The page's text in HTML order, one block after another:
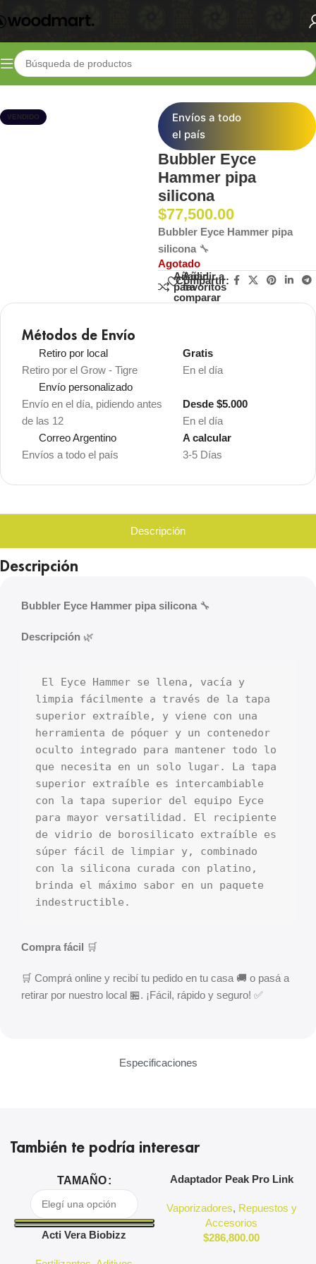
Inicio Shop Parafernalia Bongs y Pipas
VENDIDO
Envíos a todo
el país
Bubbler Eyce
Hammer pipa
silicona
$77,500.00
Bubbler Eyce Hammer pipa
silicona 🔧
Agotado
Añadir
para
comparar
Añadir a
favoritos
Compartir:
Métodos de Envío
Retiro por local
Retiro por el Grow - Tigre
En el día
Gratis
Envío personalizado
Envío en el día, pidiendo antes
de las 12
En el día
Desde $5.000
Correo Argentino
Envíos a todo el país
3-5 Días
A calcular
Descripción
Especificaciones
Descripción
Bubbler Eyce Hammer pipa silicona 🔧
Descripción 🌿
limpia fácilmente a través de la tapa
superior extraíble, y viene con una
herramienta de póquer y un contenedor
oculto integrado para mantener todo lo
que necesita en un solo lugar. La tapa
superior extraíble es intercambiable
con la tapa superior del equipo Eyce
para mayor versatilidad. El recipiente
de vidrio de borosilicato extraíble es
súper fácil de limpiar y, combinado
con la silicona curada con platino,
brinda el máximo sabor en un paquete
indestructible.
Compra fácil 🛒
🛒 Comprá online y recibí tu pedido en tu casa 🚚 o pasá a
retirar por nuestro local 🏪. ¡Fácil, rápido y seguro! ✅
También te podría interesar
TAMAÑO
Acti Vera Biobizz
Adaptador Peak Pro Link
Vaporizadores, Repuestos y
Accesorios
$286,800.00